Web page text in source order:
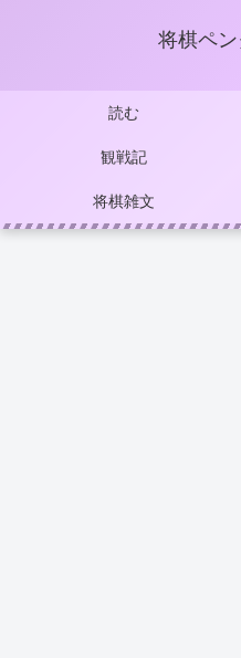
将棋ペ
読む
観戦記
将棋雑文